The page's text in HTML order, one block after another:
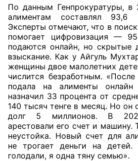
По данным Генпрокуратуры, в
алиментам составлял 93,6
Эксперты отмечают, что в
помогает цифровизация —
подаются онлайн, но скрытые
взыскание. Как у Айгуль
женщины двое малолетних
числится безработным.
подала на алименты
назначил 33 процента от
140 тысяч тенге в месяц. Но он
долг 5 миллионов. В
арестовали его счет и машину.
неустойка. Новый счет для
не трогает деньги на
голодали, я одна тяну семью».